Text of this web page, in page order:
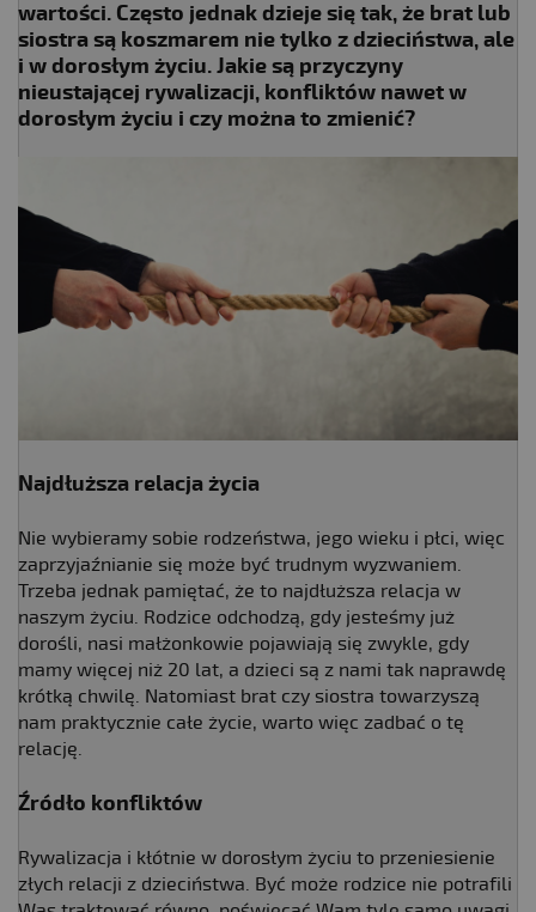
wartości. Często jednak dzieje się tak, że brat lub
siostra są koszmarem nie tylko z dzieciństwa, ale
i w dorosłym życiu. Jakie są przyczyny
nieustającej rywalizacji, konfliktów nawet w
dorosłym życiu i czy można to zmienić?
Najdłuższa relacja życia
Nie wybieramy sobie rodzeństwa, jego wieku i płci, więc
zaprzyjaźnianie się może być trudnym wyzwaniem.
Trzeba jednak pamiętać, że to najdłuższa relacja w
naszym życiu. Rodzice odchodzą, gdy jesteśmy już
dorośli, nasi małżonkowie pojawiają się zwykle, gdy
mamy więcej niż 20 lat, a dzieci są z nami tak naprawdę
krótką chwilę. Natomiast brat czy siostra towarzyszą
nam praktycznie całe życie, warto więc zadbać o tę
relację.
Źródło konfliktów
Rywalizacja i kłótnie w dorosłym życiu to przeniesienie
złych relacji z dzieciństwa. Być może rodzice nie potrafili